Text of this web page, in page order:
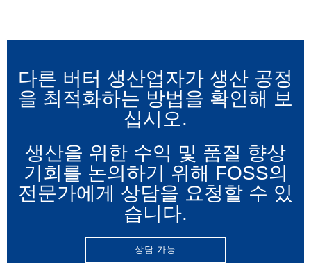
다른 버터 생산업자가 생산 공정
을 최적화하는 방법을 확인해 보
십시오.
생산을 위한 수익 및 품질 향상
기회를 논의하기 위해 FOSS의
전문가에게 상담을 요청할 수 있
습니다.
상담 가능